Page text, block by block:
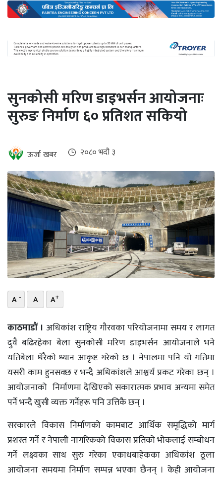
ऊर्जा
दक्षता
खबर
हरित
इभी
सम्पादकीय
बैंक
पर्यटन
भिडियो
छापा
खोज
प्रोफाइल
ऊर्जा
विशेष
सुनकोसी मरिण डाइभर्सन आयोजनाः
सुरुङ निर्माण ६० प्रतिशत सकियो
ऊर्जा खबर २०८० भदौ ३
A - A A+
काठमाडौं । अधिकांश राष्ट्रिय गौरवका परियोजनामा समय र लागत
दुवै बढिरहेका बेला सुनकोसी मरिण डाइभर्सन आयोजनाले भने
यतिबेला धेरैको ध्यान आकृष्ट गरेको छ । नेपालमा पनि यो गतिमा
यसरी काम हुनसक्छ र भन्दै अधिकांशले आश्चर्य प्रकट गरेका छन् ।
आयोजनाको निर्माणमा देखिएको सकारात्मक प्रभाव अन्यमा समेत
पर्ने भन्दै खुसी व्यक्त गर्नेहरू पनि उत्तिकै छन् ।
सरकारले विकास निर्माणको कामबाट आर्थिक समृद्धिको मार्ग
प्रशस्त गर्ने र नेपाली नागरिकको विकास प्रतिको भोकलाई सम्बोधन
गर्ने लक्ष्यका साथ सुरु गरेका एकाधबाहेकका अधिकांश ठूला
आयोजना समयमा निर्माण सम्पन्न भएका छैनन् । केही आयोजना